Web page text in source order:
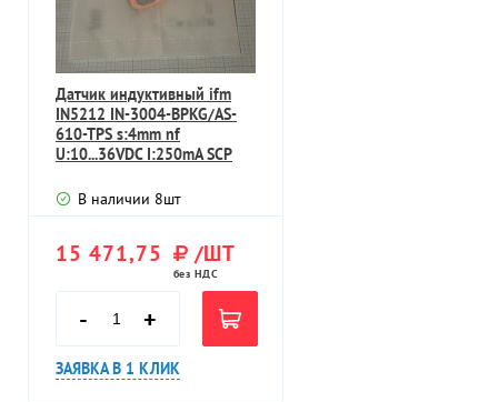
Датчик индуктивный ifm
IN5212 IN-3004-BPKG/AS-
610-TPS s:4mm nf
U:10...36VDC I:250mA SCP
В наличии 8шт
15 471,75 /ШТ
без НДС
- +
ЗАЯВКА В 1 КЛИК